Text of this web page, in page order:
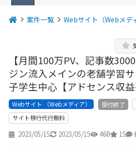
案件一覧 Webサイト（Webメデ
【月間100万PV、記事数
ジン流入メインの老舗学習
子学生中心【アドセンス収益
Webサイト （Webメディア） 受付終了
サイト移行代行無料
2023/05/15 2023/05/15 468 15